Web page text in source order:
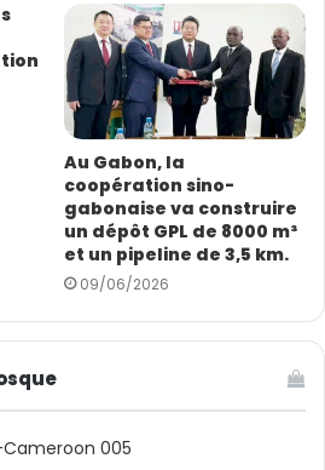
Au Gabon, la
coopération sino-
gabonaise va construire
un dépôt GPL de 8000 m³
et un pipeline de 3,5 km.
09/06/2026
005